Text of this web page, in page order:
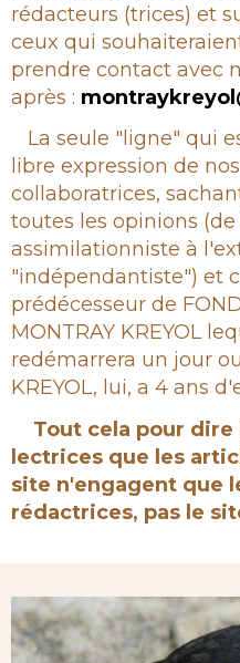
rédacteurs (trices) et
ceux qui
prendre contact avec
après :
La seule "ligne" qui
libre expression de
collaboratrices,
toutes les opinions
assimilationniste à
"indépendantiste") et
prédécesseur de
MONTRAY KREYOL
redémarrera un jour
KREYOL, lui, a 4 ans
Tout cela pour dire
lectrices que les
site n'engagent que
rédactrices, pas le